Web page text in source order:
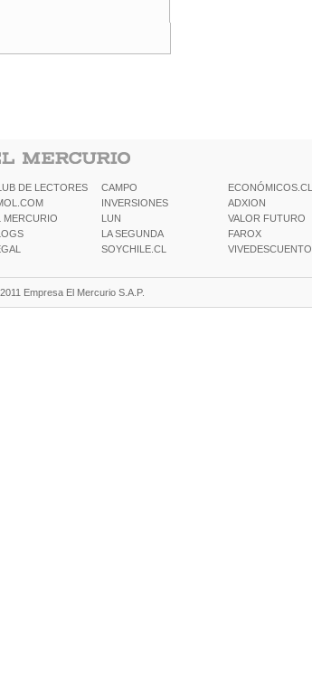
DE LECTORES
MERCURIO
CAMPO
INVERSIONES
LUN
LA SEGUNDA
SOYCHILE.CL
ECONÓMICOS.CL
ADXION
VALOR FUTURO
FAROX
Empresa El Mercurio S.A.P.